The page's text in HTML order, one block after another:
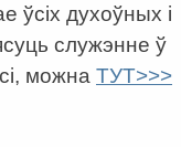
ўсіх духоўных і
служэнне ў
можна ТУТ>>>